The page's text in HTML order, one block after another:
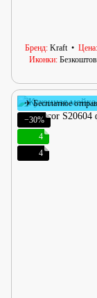
Бренд Kraft Цена
Иконки
✈ Бесплатное
−30%
4
4